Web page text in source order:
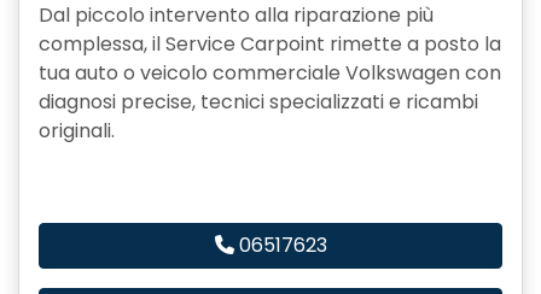
Dal piccolo intervento alla riparazione più
complessa, il Service Carpoint rimette a posto la
tua auto o veicolo commerciale Volkswagen con
diagnosi precise, tecnici specializzati e ricambi
originali.
06517623